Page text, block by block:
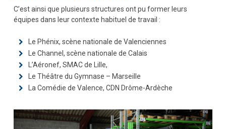
C’est ainsi que plusieurs structures ont pu former leurs
équipes dans leur contexte habituel de travail :
Le Phénix, scène nationale de Valenciennes
Le Channel, scène nationale de Calais
L’Aéronef, SMAC de Lille,
Le Théâtre du Gymnase – Marseille
La Comédie de Valence, CDN Drôme-Ardèche